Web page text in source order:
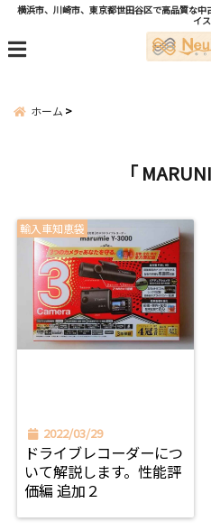
横浜市、川崎市、東京都世田谷区で高品質な
イス
menu
ホーム
「
輸入車知恵袋
2022/03/29
ドライブレコーダーにつ
いて解説します。性能評
価編 追加２